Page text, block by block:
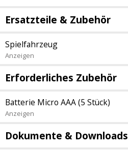
Ersatzteile & Zubehör
Spielfahrzeug
Anzeigen
Erforderliches Zubehör
Batterie Micro AAA (5 Stück)
Anzeigen
Dokumente & Downloads